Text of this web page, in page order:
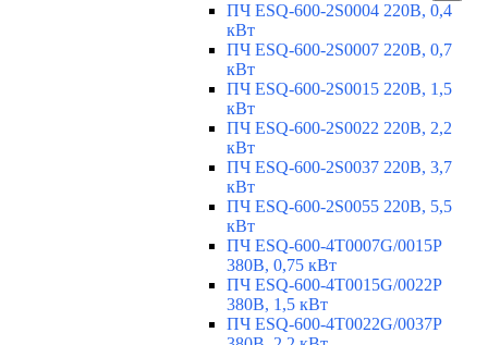
ПЧ ESQ-600-2S0004 220В, 0,4
кВт
ПЧ ESQ-600-2S0007 220В, 0,7
кВт
ПЧ ESQ-600-2S0015 220В, 1,5
кВт
ПЧ ESQ-600-2S0022 220В, 2,2
кВт
ПЧ ESQ-600-2S0037 220В, 3,7
кВт
ПЧ ESQ-600-2S0055 220В, 5,5
кВт
ПЧ ESQ-600-4T0007G/0015P
380В, 0,75 кВт
ПЧ ESQ-600-4T0015G/0022P
380В, 1,5 кВт
ПЧ ESQ-600-4T0022G/0037P